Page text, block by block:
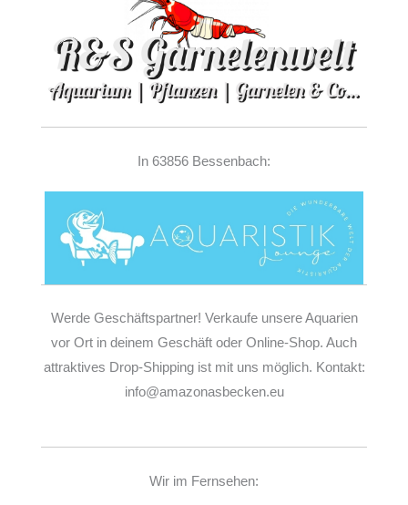
In 63856 Bessenbach:
Werde Geschäftspartner! Verkaufe unsere Aquarien
vor Ort in deinem Geschäft oder Online-Shop. Auch
attraktives Drop-Shipping ist mit uns möglich. Kontakt:
info@amazonasbecken.eu
Wir im Fernsehen: